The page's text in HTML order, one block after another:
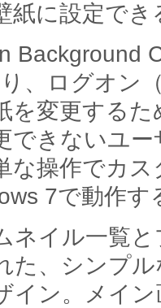
紙に設定でき
Background
、ログオン
を変更するた
できないユー
な操作でカス
7で動作す
ネイル一覧と
た、シンプル
イン。メイ